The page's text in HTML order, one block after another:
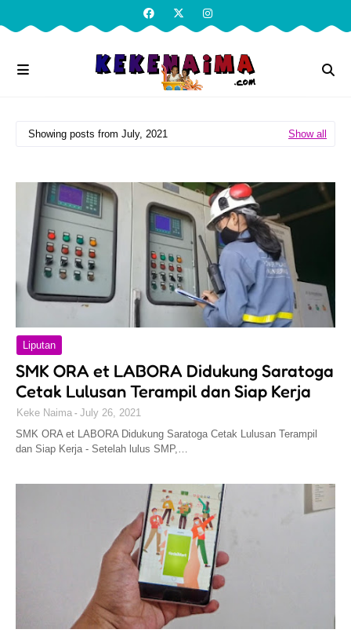
Showing posts from July, 2021 Show all
Liputan
SMK ORA et LABORA Didukung Saratoga
Cetak Lulusan Terampil dan Siap Kerja
Keke Naima
July 26, 2021
SMK ORA et LABORA Didukung Saratoga Cetak Lulusan Terampil
dan Siap Kerja - Setelah lulus SMP,…